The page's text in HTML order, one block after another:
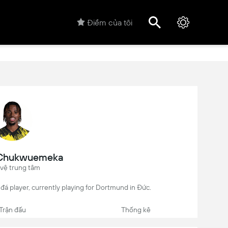
Điểm của tôi
trung tâm
player, currently playing for Dortmund in Đức.
đấu Thống kê